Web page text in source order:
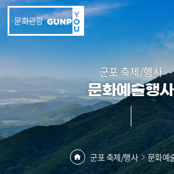
본문 바로가기
문화관광
군포 축제/행사
문화예술행사
군포 축제/행사 문화예